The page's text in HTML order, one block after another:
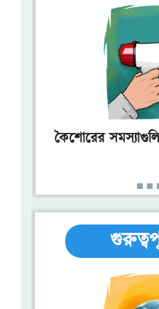
কৈশোরের
মাসিক ও
কিশোরদের স্বপ্নে